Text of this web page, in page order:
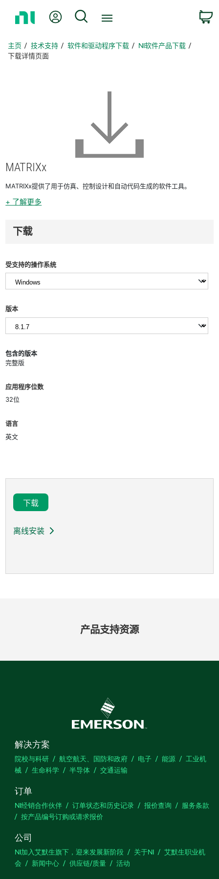
页
我的账户 搜索
主页 技术支持 软件和驱动程序下载
NI软件产品下载
下载详情页面
MATRIXx
MATRIXx提供了用于仿真、控制设计和自动代码生成的软件工具。
+ 了解更多
下载
受支持的操作系统
版本
包含的版本
完整版
应用程序位数
32位
语言
英文
下载
离线安装
产品​支持​资源
解决方案
院校与科研 航空航天、国防和政府 电子 能源
工业机
械
生命科学 半导体 交通运输
订单
NI经销合作伙伴 订单状态和历史记录 报价查询
服务条款
按产品编号订购或请求报价
公司
NI加入艾默生旗下，迎来发展新阶段 关于NI
艾默生职业机
会
新闻中心 供应链/质量 活动